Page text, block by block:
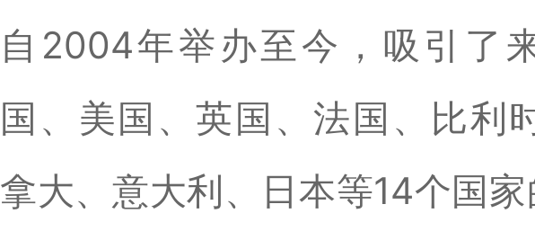
自2004年举办至今，吸引了
国、美国、英国、法国、比利
拿大、意大利、日本等14个国